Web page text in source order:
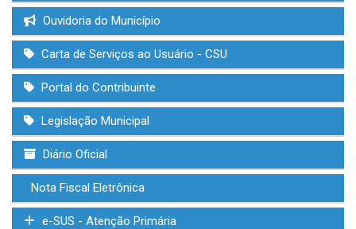
Ouvidoria do Município
Carta de Serviços ao Usuário - CSU
Portal do Contribuinte
Legislação Municipal
Diário Oficial
Nota Fiscal Eletrônica
e-SUS - Atenção Primária